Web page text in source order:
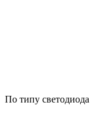
По типу светодиода